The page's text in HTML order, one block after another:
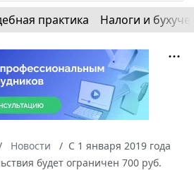
практика Налоги и
Новости
С 1 января 2019 года
будет ограничен 700 руб.